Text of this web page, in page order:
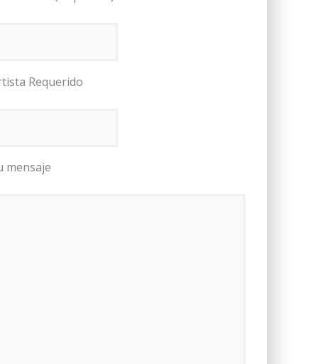
Requerido
mensaje